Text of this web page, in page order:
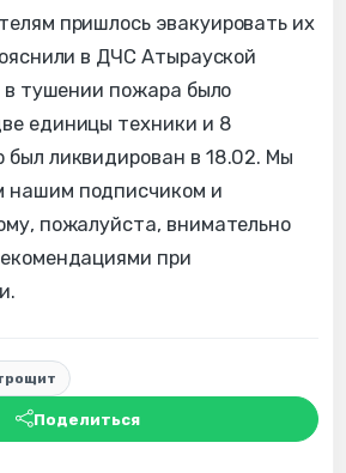
пришлось эвакуировать их
в ДЧС Атырауской
в тушении пожара было
единицы техники и 8
ликвидирован в 18.02. Мы
подписчиком и
пожалуйста, внимательно
при
Поделиться